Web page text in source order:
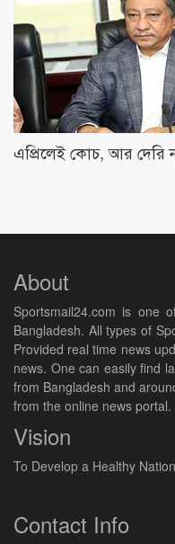
এপ্রিলেই কোচ, আর দেরি
About
Sportsmail24.com is one
Bangladesh. All types of
Provided real time news
news. One can easily find
from Bangladesh and
from the online news portal.
Vision
To Develop a Healthy
Contact Info